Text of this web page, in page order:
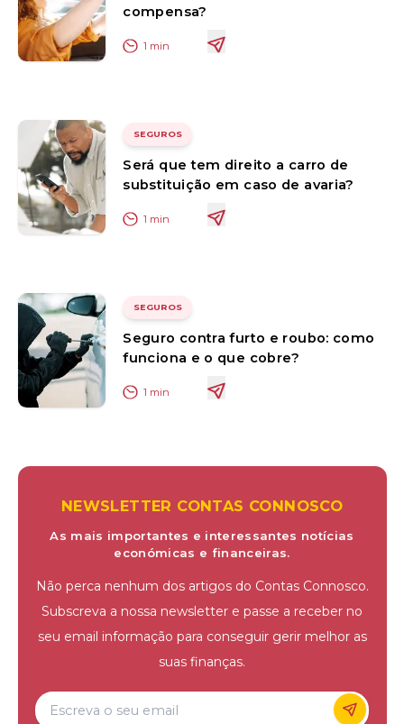
compensa?
1 min
SEGUROS
Será que tem direito a carro de
substituição em caso de avaria?
1 min
SEGUROS
Seguro contra furto e roubo: como
funciona e o que cobre?
1 min
NEWSLETTER CONTAS CONNOSCO
As mais importantes e interessantes notícias
económicas e financeiras.
Não perca nenhum dos artigos do Contas Connosco.
Subscreva a nossa newsletter e passe a receber no
seu email informação para conseguir gerir melhor as
suas finanças.